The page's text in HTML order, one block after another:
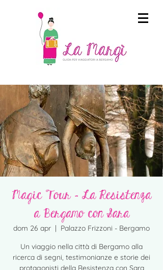
Magic Tour - La Resistenza
a Bergamo con Sara
dom 26 apr
  |
Palazzo Frizzoni - Bergamo
Un viaggio nella città di Bergamo alla
ricerca di segni, testimonianze e storie dei
protagonisti della Resistenza con Sara